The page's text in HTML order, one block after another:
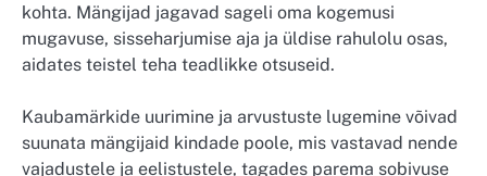
kohta. Mängijad jagavad sageli oma kogemusi
mugavuse, sisseharjumise aja ja üldise rahulolu osas,
aidates teistel teha teadlikke otsuseid.
Kaubamärkide uurimine ja arvustuste lugemine võivad
suunata mängijaid kindade poole, mis vastavad nende
vajadustele ja eelistustele, tagades parema sobivuse